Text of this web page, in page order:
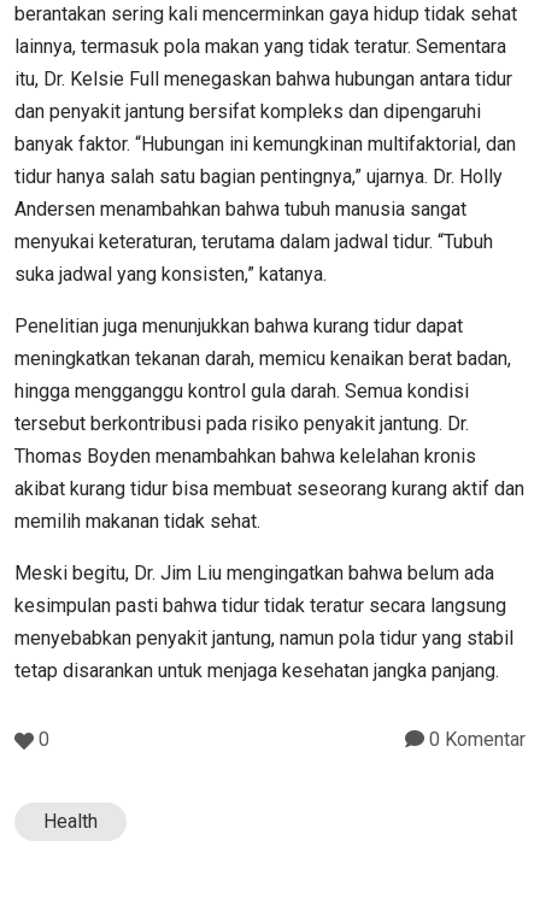
berantakan sering kali mencerminkan gaya hidup tidak sehat
lainnya, termasuk pola makan yang tidak teratur. Sementara
itu, Dr. Kelsie Full menegaskan bahwa hubungan antara tidur
dan penyakit jantung bersifat kompleks dan dipengaruhi
banyak faktor. “Hubungan ini kemungkinan multifaktorial, dan
tidur hanya salah satu bagian pentingnya,” ujarnya. Dr. Holly
Andersen menambahkan bahwa tubuh manusia sangat
menyukai keteraturan, terutama dalam jadwal tidur. “Tubuh
suka jadwal yang konsisten,” katanya.
Penelitian juga menunjukkan bahwa kurang tidur dapat
meningkatkan tekanan darah, memicu kenaikan berat badan,
hingga mengganggu kontrol gula darah. Semua kondisi
tersebut berkontribusi pada risiko penyakit jantung. Dr.
Thomas Boyden menambahkan bahwa kelelahan kronis
akibat kurang tidur bisa membuat seseorang kurang aktif dan
memilih makanan tidak sehat.
Meski begitu, Dr. Jim Liu mengingatkan bahwa belum ada
kesimpulan pasti bahwa tidur tidak teratur secara langsung
menyebabkan penyakit jantung, namun pola tidur yang stabil
tetap disarankan untuk menjaga kesehatan jangka panjang.
0 0 Komentar
Health